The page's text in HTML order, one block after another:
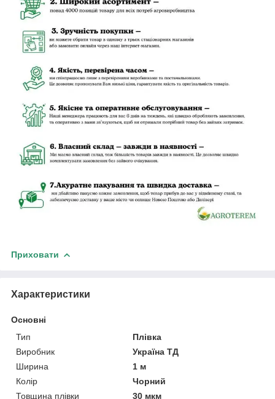
Приховати
Характеристики
Основні
Тип
Плівка
Виробник
Україна ТД
Ширина
1 м
Колір
Чорний
Товщина плівки
30 мкм